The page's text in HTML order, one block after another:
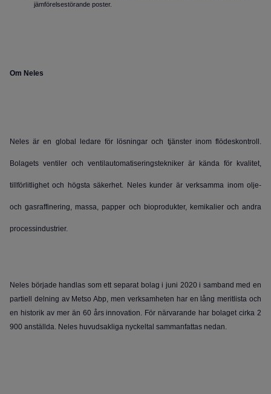
jämförelsestörande poster.
Om Neles
Neles är en global ledare för lösningar och tjänster inom flödeskontroll.
Bolagets ventiler och ventilautomatiseringstekniker är kända för kvalitet,
tillförlitlighet och högsta säkerhet. Neles kunder är verksamma inom olje-
och gasraffinering, massa, papper och bioprodukter, kemikalier och andra
processindustrier.
Neles började handlas som ett separat bolag i juni 2020 i samband med en
partiell delning av Metso Abp, men verksamheten har en lång meritlista och
en historik av mer än 60 års innovation. För närvarande har bolaget cirka 2
900 anställda. Neles huvudsakliga nyckeltal sammanfattas nedan.